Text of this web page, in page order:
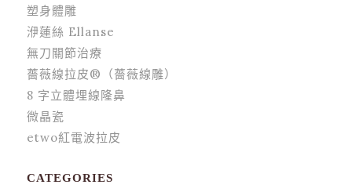
塑身體雕
洢蓮絲 Ellanse
無刀關節治療
薔薇線拉皮®（薔薇線雕）
8 字立體埋線隆鼻
微晶瓷
etwo紅電波拉皮
CATEGORIES